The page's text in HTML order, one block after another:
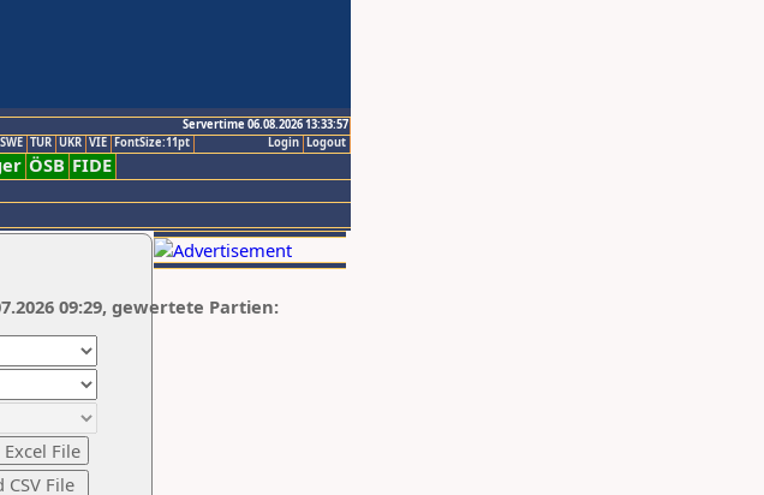
Servertime 06.08.2026 13:33:57
Logout
Login
SWE TUR UKR VIE FontSize:11pt
ÖSB FIDE
09:29, gewertete Partien: